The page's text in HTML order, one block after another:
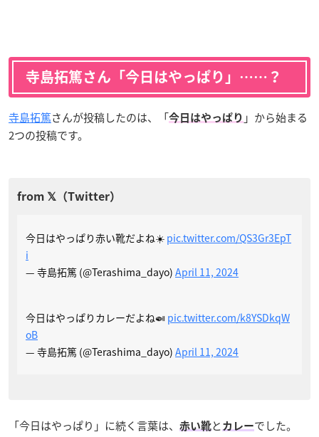
寺島拓篤さん「今日はやっぱり」……？
寺島拓篤さんが投稿したのは、「今日はやっぱり 」から始まる
2つの投稿です。
今日はやっぱり赤い靴だよね☀️ pic.twitter.com/QS3Gr3EpT
i
— 寺島拓篤 (@Terashima_dayo) April 11, 2024
今日はやっぱりカレーだよね🍛 pic.twitter.com/k8YSDkqW
oB
— 寺島拓篤 (@Terashima_dayo) April 11, 2024
「今日はやっぱり」に続く言葉は、 赤い靴と カレーでした。